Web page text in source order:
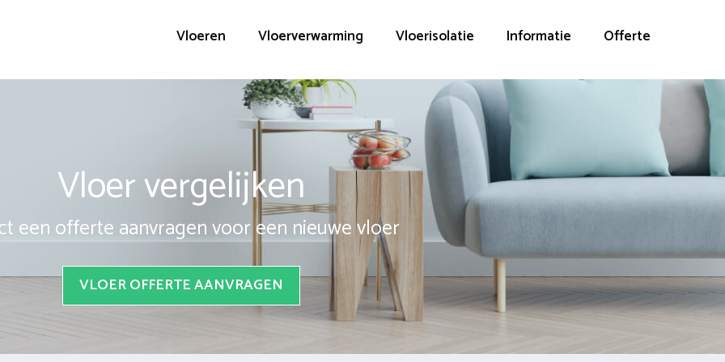
Vloeren Vloerverwarming Vloerisolatie Informatie Offerte
Vloer vergelijken
een offerte aanvragen voor een nieuwe vloer
VLOER OFFERTE AANVRAGEN